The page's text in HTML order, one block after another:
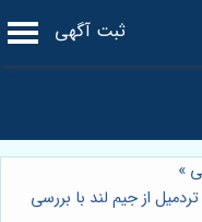
ثبت آگهی
»
از جیم لند با بررسی